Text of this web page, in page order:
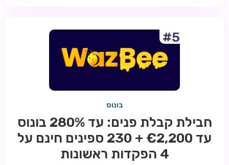
#5
בונוס
חבילת קבלת פנים: עד 280% בונוס
עד €2,200 + 230 ספינים חינם על
4 הפקדות ראשונות